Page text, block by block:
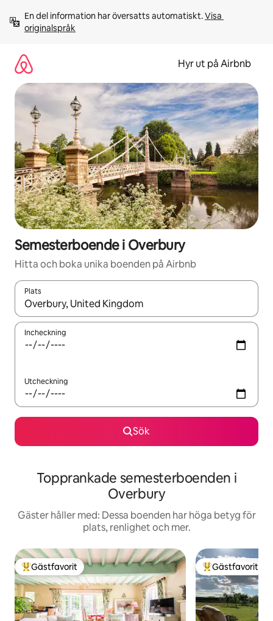
innehåll
En del information har översatts automatiskt. Visa
originalspråk
Hyr ut på Airbnb
Semesterboende i Overbury
Hitta och boka unika boenden på Airbnb
Plats
När resultaten är tillgängliga kan du navigera med upp- och
Incheckning
Utcheckning
Sök
Topprankade semesterboenden i
Overbury
Gäster håller med: Dessa boenden har höga betyg för
plats, renlighet och mer.
Populär gästfavorit
Gästfavorit Populär
Gästfavorit